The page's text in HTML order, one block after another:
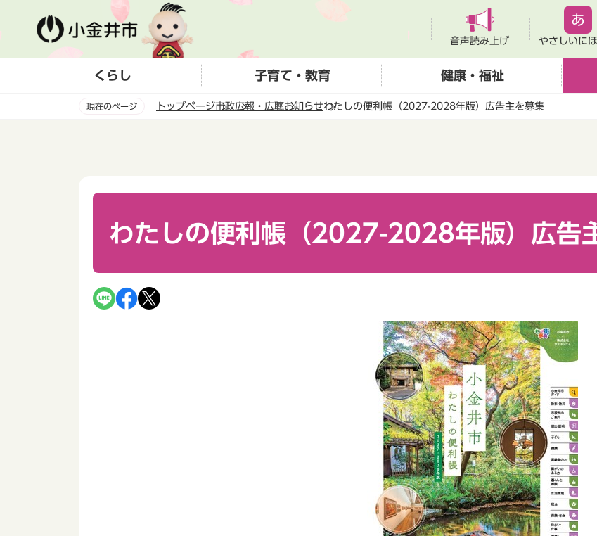
ー
音声読み上げ やさしいに
くらし 子育て・教育 健康・福祉
現在のページ トップページ市政広報・広聴お知らせわたしの便利帳（2027-2028年版）広告主を募集
わたしの便利帳（2027-2028年版）広告